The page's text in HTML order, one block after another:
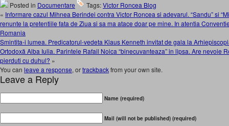
Posted in Documentare Tags:Victor Roncea Blog
« Informare cazul Mihnea Berindei contra Victor Roncea si adevarul. “Sandu” si
renunte la pretentiile fata de Ziua si sa ma atace doar pe mine. In atentia
Romania
Smintita-i lumea. Predicatorul-vedeta Klaus Kenneth invitat de gala la
Ortodoxă Alba Iulia. Parintele Rafail Noica “binecuvanteaza” in lipsa. Are nevoie
pierduti cu duhul? »
You can leave a response, ortrackbackfrom your own site.
Leave a Reply
Name (required)
Mail (will not be published) (required)